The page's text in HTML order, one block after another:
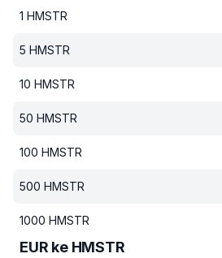
1 HMSTR
5 HMSTR
10 HMSTR
50 HMSTR
100 HMSTR
500 HMSTR
1000 HMSTR
EUR ke HMSTR